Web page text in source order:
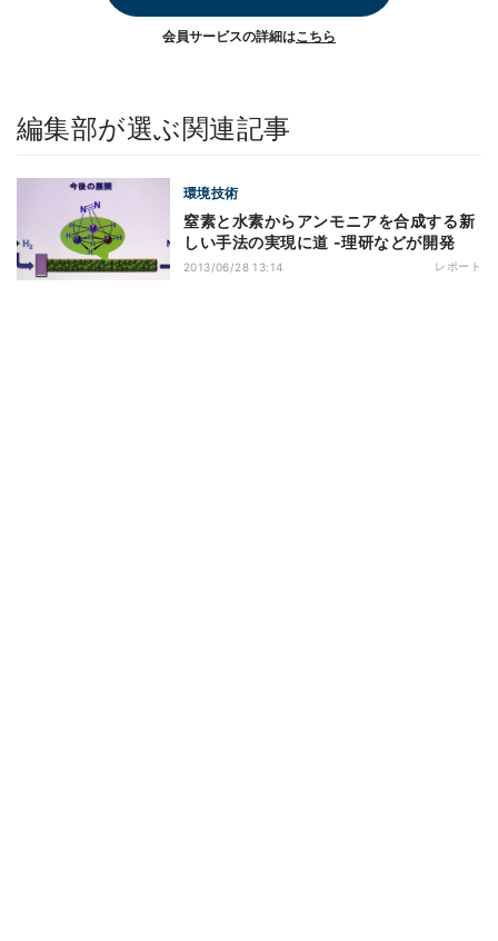
会員サービスの詳細はこちら
編集部が選ぶ関連記事
環境技術
窒素と水素からアンモニアを合成する新
しい手法の実現に道 -理研などが開発
2013/06/28 13:14 レポート